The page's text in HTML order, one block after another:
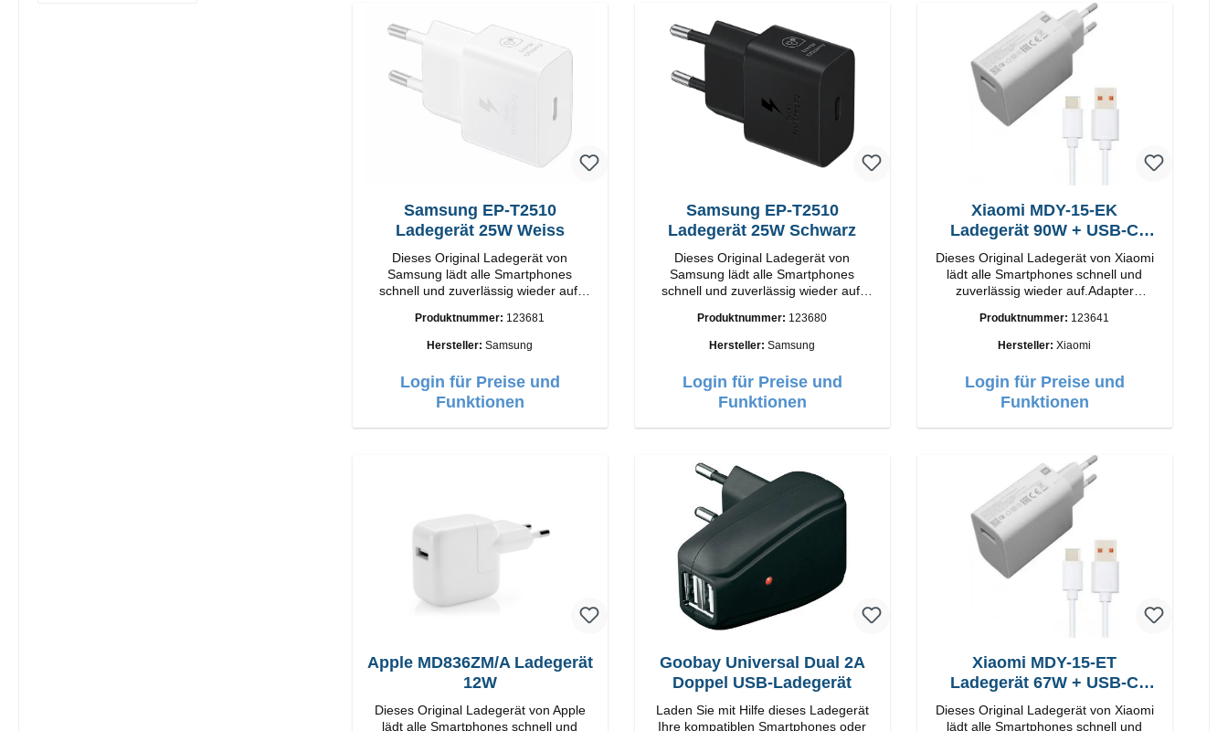
Samsung EP-T2510
Ladegerät 25W Weiss
Dieses Original Ladegerät von
Samsung lädt alle Smartphones
schnell und zuverlässig wieder auf.
Hochwertige Verarbeitung Anschlüsse:
USB-C Output: 25W Farbe: Weiss
Produktnummer: 123681
Hersteller:Samsung
Login für Preise und
Funktionen
Samsung EP-T2510
Ladegerät 25W Schwarz
Dieses Original Ladegerät von
Samsung lädt alle Smartphones
schnell und zuverlässig wieder auf.
Hochwertige Verarbeitung Anschlüsse:
USB-C Output: 25W Farbe: Schwarz
Produktnummer: 123680
Hersteller:Samsung
Login für Preise und
Funktionen
Xiaomi MDY-15-EK
Ladegerät 90W + USB-C
Kabel
Dieses Original Ladegerät von Xiaomi
lädt alle Smartphones schnell und
zuverlässig wieder auf.Adapter
Verarbeitung Anschlüsse: USB-A
Weiss
Produktnummer: 123641
Hersteller:Xiaomi
Login für Preise und
Funktionen
Apple MD836ZM/A Ladegerät
12W
Dieses Original Ladegerät von Apple
lädt alle Smartphones schnell und
Goobay Universal Dual 2A
Doppel USB-Ladegerät
Laden Sie mit Hilfe dieses Ladegerät
Ihre kompatiblen Smartphones oder
Xiaomi MDY-15-ET
Ladegerät 67W + USB-C
Kabel
Dieses Original Ladegerät von Xiaomi
lädt alle Smartphones schnell und